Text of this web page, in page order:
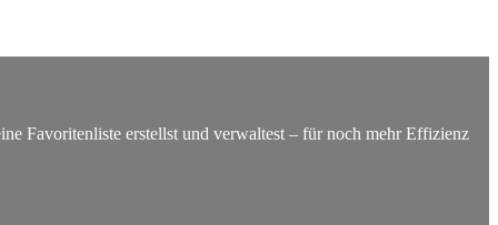
Favoritenliste erstellst und verwaltest – für noch mehr Effizienz